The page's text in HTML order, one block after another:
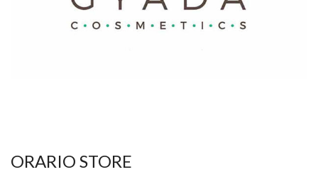
ORARIO STORE